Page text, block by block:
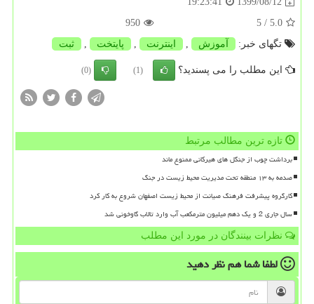
5.0
/ 5
950
تگهای خبر:
آموزش , اینترنت , پایتخت , ثبت
این مطلب را می پسندید؟ (1)
(0)
تازه ترین مطالب مرتبط
برداشت چوب از جنگل های هیرکانی ممنوع ماند
صدمه به ۱۳ منطقه تحت مدیریت محیط زیست در جنگ
کارگروه پیشرفت فرهنگ صیانت از محیط زیست اصفهان شروع به کار کرد
سال جاری 2 و یک دهم میلیون مترمکعب آب وارد تالاب گاوخونی شد
نظرات بینندگان در مورد این مطلب
لطفا شما همنظر دهید